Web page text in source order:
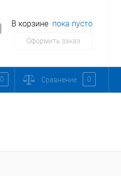
В корзине пока пусто
Оформить заказ
0 Сравнение 0